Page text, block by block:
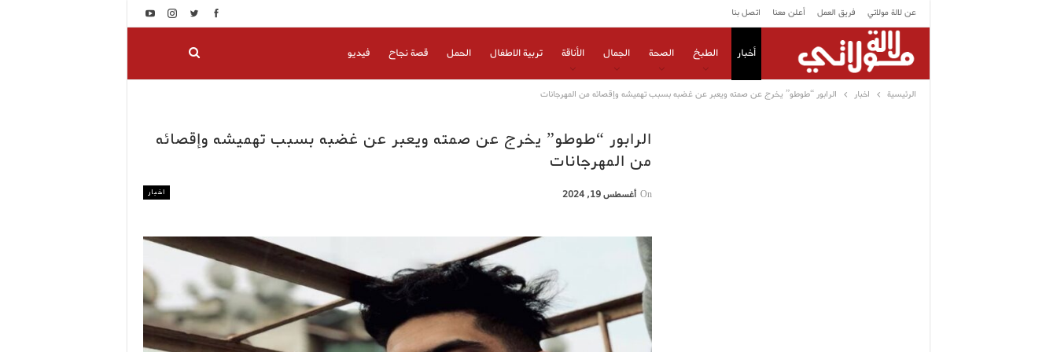
عن لالة مولاتي فريق العمل أعلن معنا اتصل بنا
أخبار الطبخ الصحة الجمال الأناقة تربية الاطفال الحمل قصة نجاح فيديو
الرئيسية اخبار الرابور “طوطو” يخرج عن صمته ويعبر عن غضبه بسبب تهميشه وإقصائه من المهرجانات
الرابور “طوطو” يخرج عن صمته ويعبر عن غضبه بسبب تهميشه وإقصائه
من المهرجانات
اخبار On أغسطس 19, 2024